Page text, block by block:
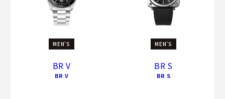
MEN'S
BR V
BR V
MEN'S
BR S
BR S